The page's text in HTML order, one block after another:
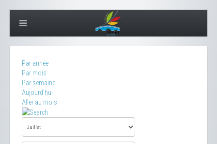
Par année
Par mois
Par semaine
Aujourd'hui
Aller au mois